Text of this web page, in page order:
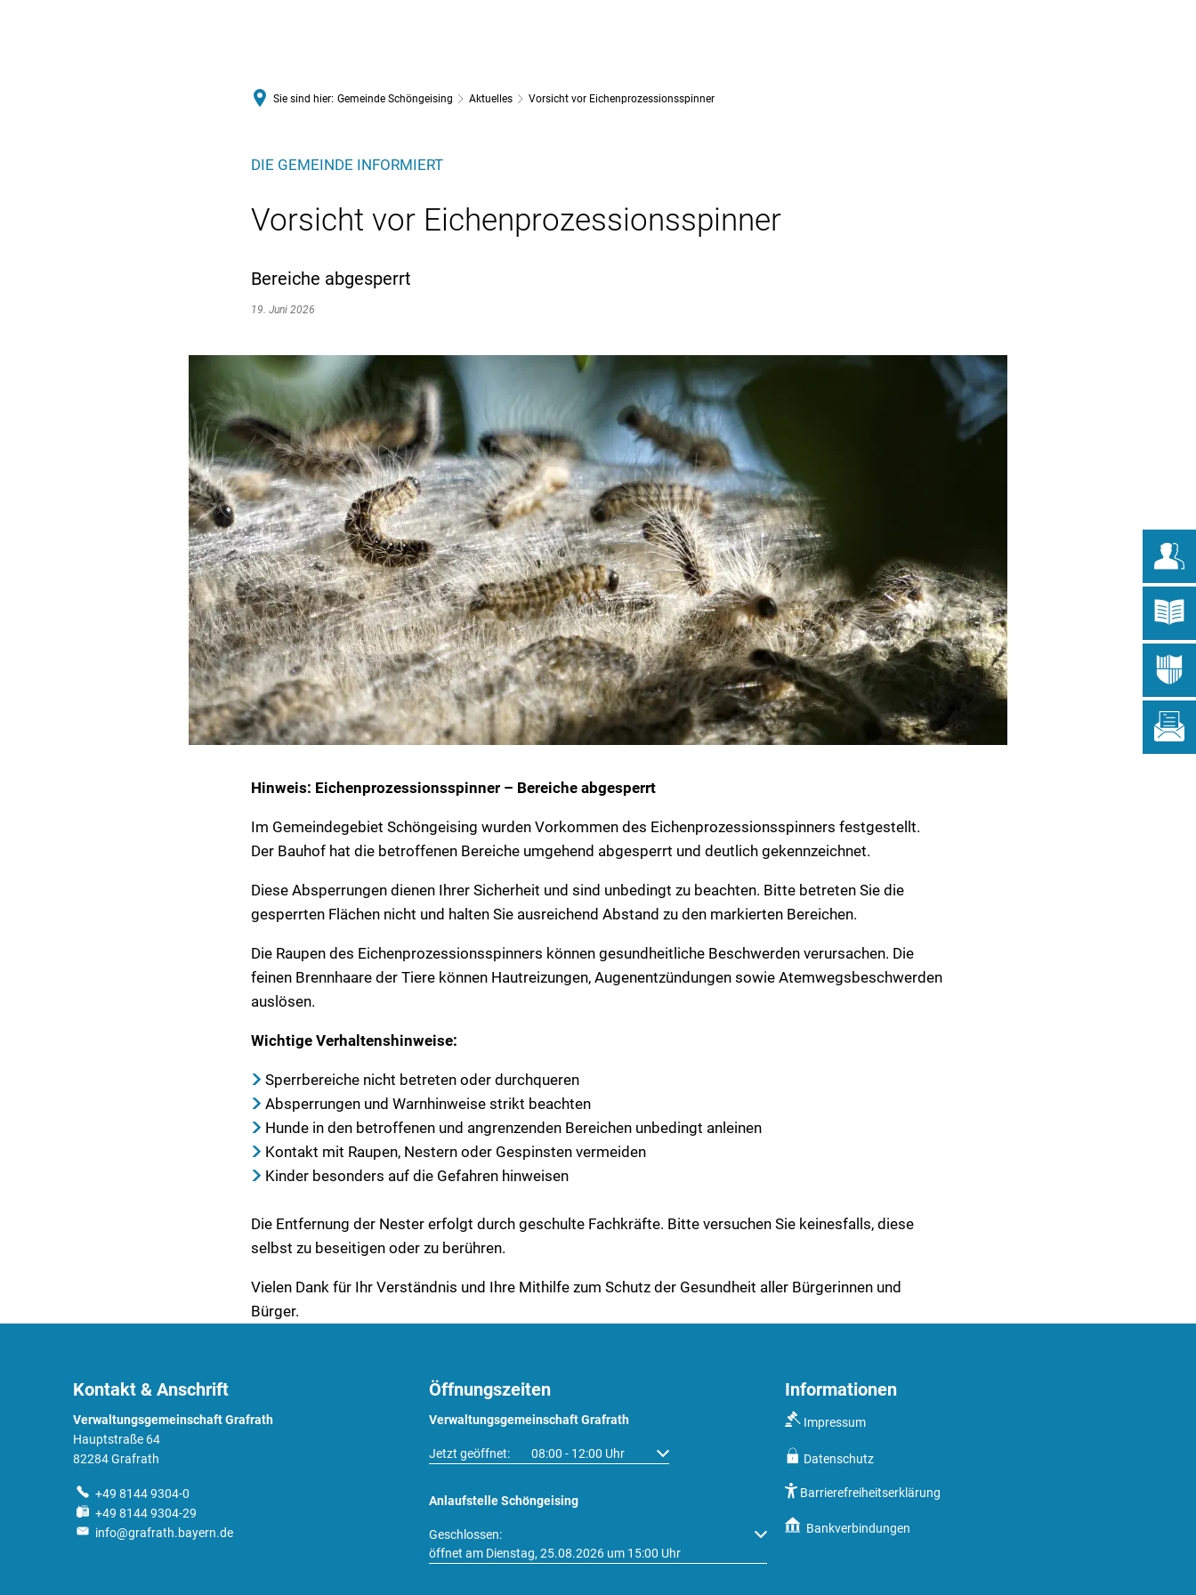
VERWALTUNGSGEMEINSCHAFT GRAFRATH GEMEINDE GRAFRATH GEMEINDE KOTTGEISERING
Sie sind hier: Gemeinde Schöngeising Aktuelles Vorsicht vor Eichenprozessionsspinner
DIE GEMEINDE INFORMIERT
Vorsicht vor Eichenprozessionsspinner
Bereiche abgesperrt
19. Juni 2026
Hinweis: Eichenprozessionsspinner – Bereiche abgesperrt
Im Gemeindegebiet Schöngeising wurden Vorkommen des Eichenprozessionsspinners festgestellt.
Der Bauhof hat die betroffenen Bereiche umgehend abgesperrt und deutlich gekennzeichnet.
Diese Absperrungen dienen Ihrer Sicherheit und sind unbedingt zu beachten. Bitte betreten Sie die
gesperrten Flächen nicht und halten Sie ausreichend Abstand zu den markierten Bereichen.
Die Raupen des Eichenprozessionsspinners können gesundheitliche Beschwerden verursachen. Die
feinen Brennhaare der Tiere können Hautreizungen, Augenentzündungen sowie Atemwegsbeschwerden
auslösen.
Wichtige Verhaltenshinweise:
Sperrbereiche nicht betreten oder durchqueren
Absperrungen und Warnhinweise strikt beachten
Hunde in den betroffenen und angrenzenden Bereichen unbedingt anleinen
Kontakt mit Raupen, Nestern oder Gespinsten vermeiden
Kinder besonders auf die Gefahren hinweisen
Die Entfernung der Nester erfolgt durch geschulte Fachkräfte. Bitte versuchen Sie keinesfalls, diese
selbst zu beseitigen oder zu berühren.
Vielen Dank für Ihr Verständnis und Ihre Mithilfe zum Schutz der Gesundheit aller Bürgerinnen und
Bürger.
Kontakt & Anschrift
Verwaltungsgemeinschaft Grafrath
Hauptstraße 64
82284 Grafrath
+49 8144 9304-0
+49 8144 9304-29
info@grafrath.bayern.de
Öffnungszeiten
Verwaltungsgemeinschaft Grafrath
Klicken, um weitere Öffnungs- oder Schließzeiten auszublenden
Jetzt geöffnet: 08:00 - 12:00 Uhr Von 08:00 bis 12:00 Uhr
Anlaufstelle Schöngeising
Klicken, um weitere Öffnungs- oder Schließzeiten auszublenden
Geschlossen:
öffnet am Dienstag, 25.08.2026 um 15:00 Uhr
Informationen
Impressum
Datenschutz
Barrierefreiheitserklärung
Bankverbindungen